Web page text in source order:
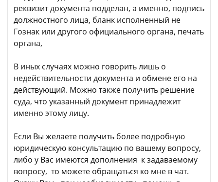
реквизит документа подделан, а именно, подпись
должностного лица, бланк исполненный не
Гознак или другого официального органа, печать
органа,
В иных случаях можно говорить лишь о
недействительности документа и обмене его на
действующий. Можно также получить решение
суда, что указанный документ принадлежит
именно этому лицу.
Если Вы желаете получить более подробную
юридическую консультацию по вашему вопросу,
либо у Вас имеются дополнения к задаваемому
вопросу, то можете обращаться ко мне в чат.